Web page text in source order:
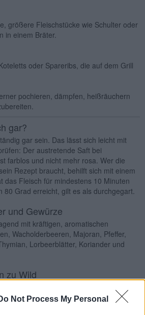
Not Process My Personal
größere Fleischstücke wie Schulter oder
in einem Bräter.
oder Spareribs, die auf dem Grill
pochieren, dämpfen, heißräuchern
gar?
gar sein. Das lässt sich leicht mit
Der austretende Saft bei
farblos und nicht mehr rosa. Wer die
Rezept braucht, behilft sich mit einem
das Fleisch für mindestens 10 Minuten
80 Grad erreicht, gilt es als durchgegart.
und Gewürze
mit kräftigen, aromatischen
Wacholderbeeren, Majoran, Pfeffer,
Lorbeerblätter, Koriander und
zu Wild
wie Preiselbeeren